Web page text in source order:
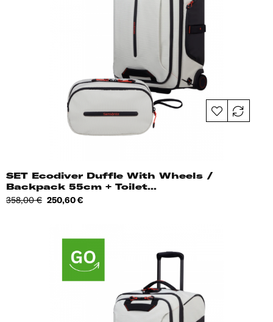
SET Ecodiver Duffle With Wheels /
Backpack 55cm + Toilet...
Tavahind
358,00 € Hind
250,60 €